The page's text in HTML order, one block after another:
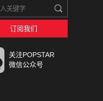
订阅我们
关注POPSTAR
微信公众号